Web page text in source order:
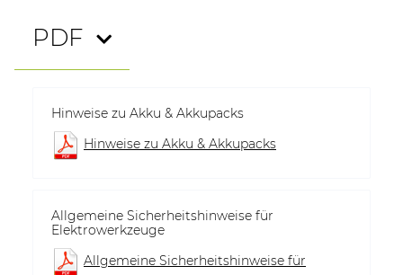
PDF
Hinweise zu Akku & Akkupacks
Hinweise zu Akku & Akkupacks
Allgemeine Sicherheitshinweise für
Elektrowerkzeuge
Allgemeine Sicherheitshinweise für